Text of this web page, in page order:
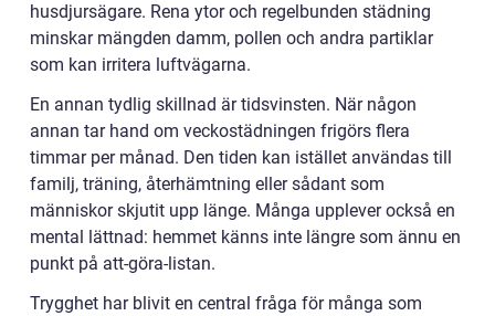
husdjursägare. Rena ytor och regelbunden städning
minskar mängden damm, pollen och andra partiklar
som kan irritera luftvägarna.
En annan tydlig skillnad är tidsvinsten. När någon
annan tar hand om veckostädningen frigörs flera
timmar per månad. Den tiden kan istället användas till
familj, träning, återhämtning eller sådant som
människor skjutit upp länge. Många upplever också en
mental lättnad: hemmet känns inte längre som ännu en
punkt på att-göra-listan.
Trygghet har blivit en central fråga för många som